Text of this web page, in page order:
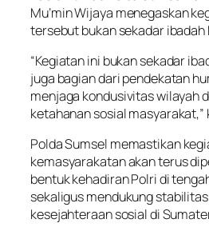
Mu’min Wijaya menegaskan
tersebut bukan sekadar
“Kegiatan ini bukan sekadar
juga bagian dari pendekatan
menjaga kondusivitas wilayah
ketahanan sosial masyarakat,”
Polda Sumsel memastikan
kemasyarakatan akan terus
bentuk kehadiran Polri di
sekaligus mendukung
kesejahteraan sosial di